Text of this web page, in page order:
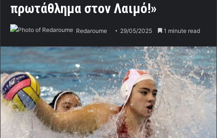
πρωτάθλημα στον Λαιμό!»
Redaroume 29/05/2025 1 minute read